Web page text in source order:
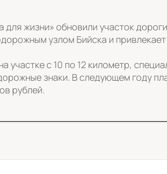
жизни» обновили участок
узлом Бийска и
участке с 10 по 12 километр,
знаки. В следующем году
рублей.